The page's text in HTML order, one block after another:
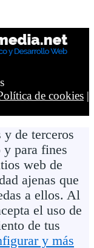
de cookies |
de terceros
y para fines
web de
ajenas que
a ellos. Al
el uso de
de tus
y más